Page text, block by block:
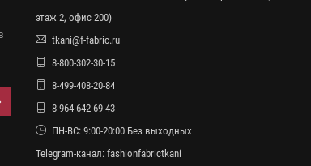
этаж 2, офис 200)
tkani@f-fabric.ru
8-800-302-30-15
8-499-408-20-84
8-964-642-69-43
ПН-ВС: 9:00-20:00 Без выходных
Telegram-канал: fashionfabrictkani